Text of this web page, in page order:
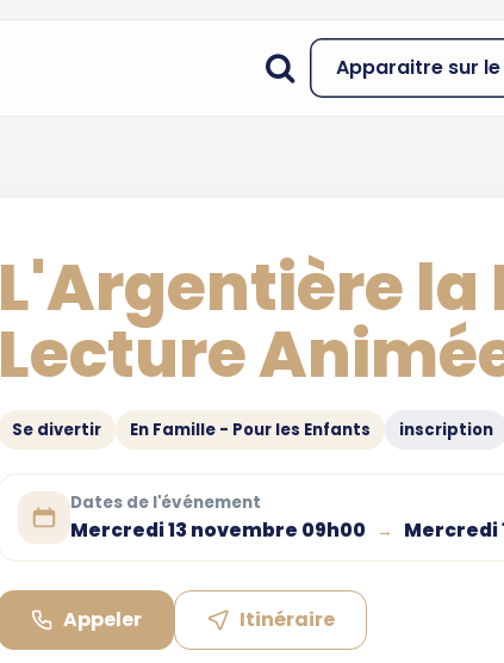
Apparaitre sur
L'Argentière la
Lecture
Se divertir En Famille - Pour les Enfants inscription
Dates de l'événement
Mercredi 13 novembre 09h00 → Mercredi
Appeler Itinéraire